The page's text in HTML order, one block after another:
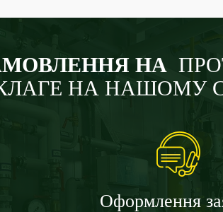
НА
НА НАШОМУ
Оформлення